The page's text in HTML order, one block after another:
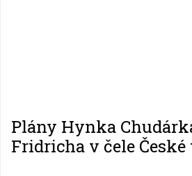
Plány Hynka
Fridricha v čele České